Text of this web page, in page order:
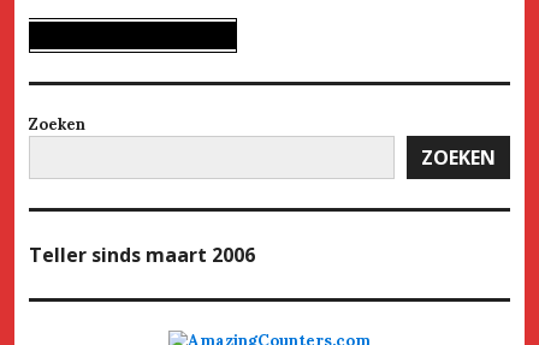
Zoeken
ZOEKEN
Teller sinds maart 2006